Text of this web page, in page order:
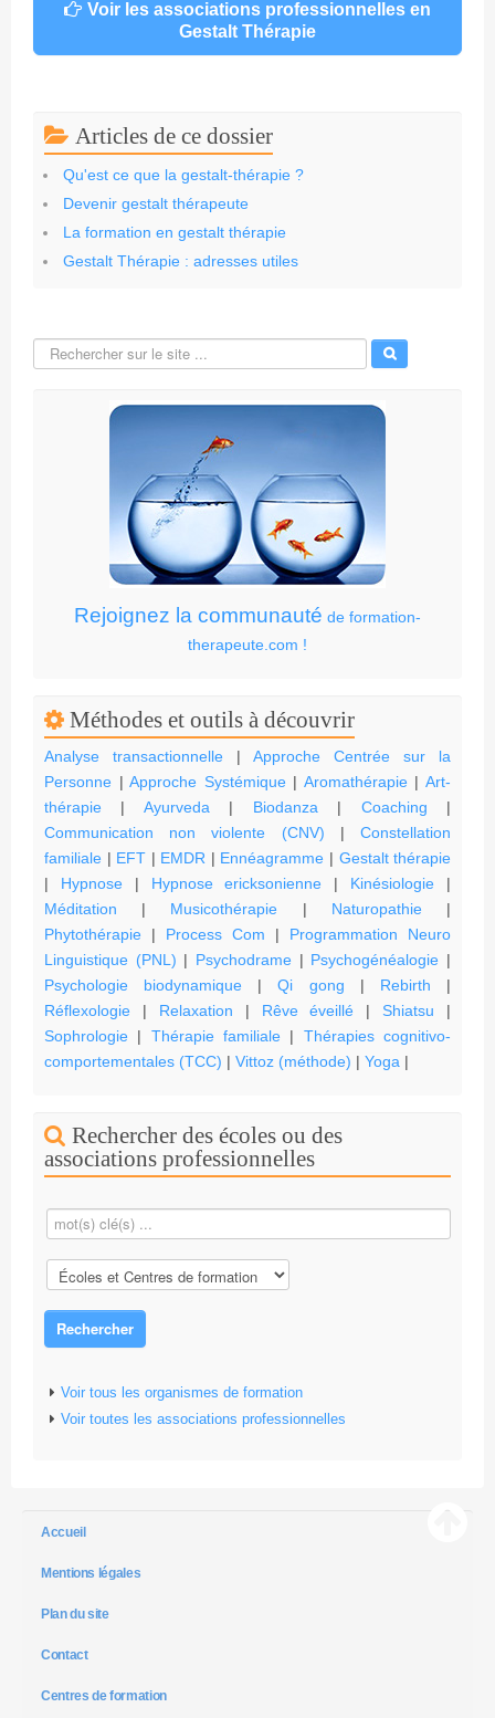
Voir les associations professionnelles en
Gestalt Thérapie
Articles de ce dossier
Qu'est ce que la gestalt-thérapie ?
Devenir gestalt thérapeute
La formation en gestalt thérapie
Gestalt Thérapie : adresses utiles
Rejoignez la communauté de formation-
therapeute.com !
Méthodes et outils à découvrir
Analyse transactionnelle | Approche Centrée sur la
Personne |Approche Systémique| Aromathérapie|Art-
thérapie | Ayurveda| Biodanza| Coaching |
Communication non violente (CNV) |Constellation
familiale | EFT | EMDR | Ennéagramme | Gestalt thérapie
| Hypnose| Hypnose ericksonienne | Kinésiologie |
Méditation | Musicothérapie | Naturopathie|
Phytothérapie | Process Com | Programmation Neuro
Linguistique (PNL) | Psychodrame | Psychogénéalogie |
Psychologie biodynamique |Qi gong | Rebirth |
Réflexologie | Relaxation | Rêve éveillé |Shiatsu |
Sophrologie | Thérapie familiale | Thérapies cognitivo-
comportementales (TCC) | Vittoz (méthode) | Yoga |
Rechercher des écoles ou des
associations professionnelles
Rechercher
Voir tous les organismes de formation
Voir toutes les associations professionnelles
Accueil
Mentions légales
Plan du site
Contact
Centres de formation